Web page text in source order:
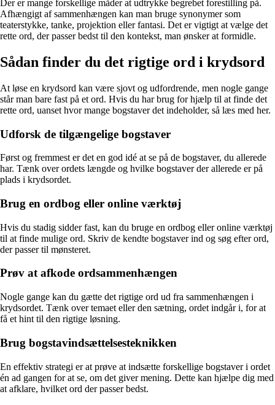
Der er mange forskellige måder at udtrykke begrebet forestilling på.
Afhængigt af sammenhængen kan man bruge synonymer som
teaterstykke, tanke, projektion eller fantasi. Det er vigtigt at vælge det
rette ord, der passer bedst til den kontekst, man ønsker at formidle.
Sådan finder du det rigtige ord i krydsord
At løse en krydsord kan være sjovt og udfordrende, men nogle gange
står man bare fast på et ord. Hvis du har brug for hjælp til at finde det
rette ord, uanset hvor mange bogstaver det indeholder, så læs med her.
Udforsk de tilgængelige bogstaver
Først og fremmest er det en god idé at se på de bogstaver, du allerede
har. Tænk over ordets længde og hvilke bogstaver der allerede er på
plads i krydsordet.
Brug en ordbog eller online værktøj
Hvis du stadig sidder fast, kan du bruge en ordbog eller online værktøj
til at finde mulige ord. Skriv de kendte bogstaver ind og søg efter ord,
der passer til mønsteret.
Prøv at afkode ordsammenhængen
Nogle gange kan du gætte det rigtige ord ud fra sammenhængen i
krydsordet. Tænk over temaet eller den sætning, ordet indgår i, for at
få et hint til den rigtige løsning.
Brug bogstavindsættelsesteknikken
En effektiv strategi er at prøve at indsætte forskellige bogstaver i ordet
én ad gangen for at se, om det giver mening. Dette kan hjælpe dig med
at afklare, hvilket ord der passer bedst.